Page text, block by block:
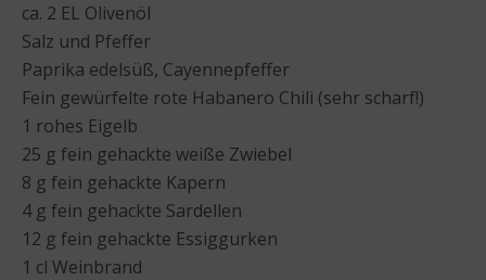
ca. 2 EL Olivenöl
Salz und Pfeffer
Paprika edelsüß, Cayennepfeffer
Fein gewürfelte rote Habanero Chili (sehr scharf!)
1 rohes Eigelb
25 g fein gehackte weiße Zwiebel
8 g fein gehackte Kapern
4 g fein gehackte Sardellen
12 g fein gehackte Essiggurken
1 cl Weinbrand